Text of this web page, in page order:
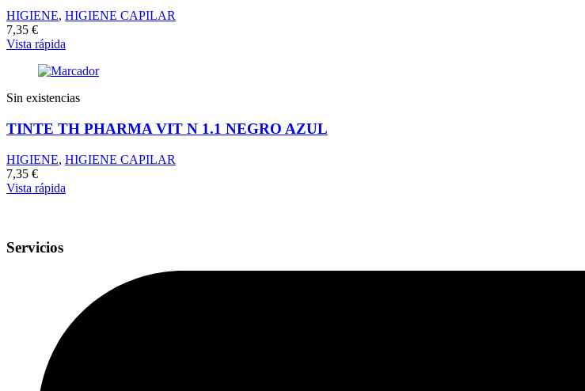
HIGIENE, HIGIENE CAPILAR
7,35 €
Vista rápida
Sin existencias
TINTE TH PHARMA VIT N 1.1 NEGRO AZUL
HIGIENE, HIGIENE CAPILAR
7,35 €
Vista rápida
Servicios